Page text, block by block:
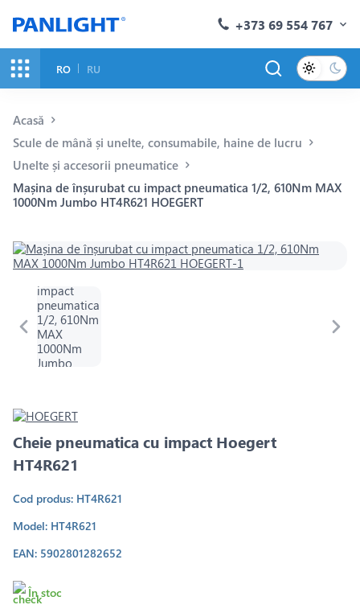
+373 69 554 767
RO RU
Acasă
Scule de mână și unelte, consumabile, haine de lucru
Unelte și accesorii pneumatice
Mașina de înșurubat cu impact pneumatica 1/2, 610Nm MAX
1000Nm Jumbo HT4R621 HOEGERT
Cheie pneumatica cu impact Hoegert
HT4R621
Cod produs: HT4R621
Model: HT4R621
EAN: 5902801282652
În stoc